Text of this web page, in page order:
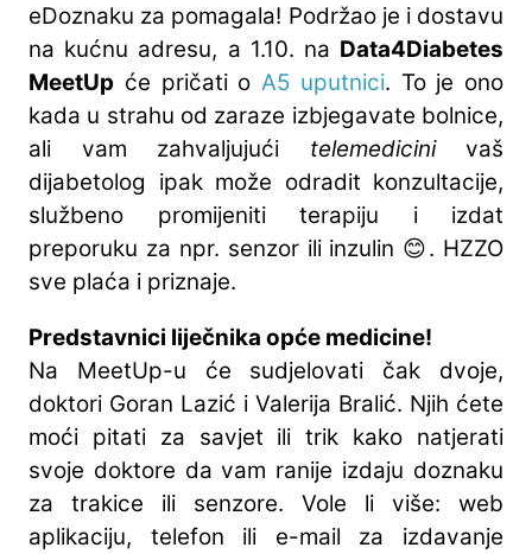
eDoznaku za pomagala! Podržao je i dostavu
na kućnu adresu, a 1.10. na Data4Diabetes
MeetUp će pričati o A5 uputnici. To je ono
kada u strahu od zaraze izbjegavate bolnice,
ali vam zahvaljujući telemedicinivaš
dijabetolog ipak može odradit konzultacije,
službeno promijeniti terapiju i izdat
preporuku za npr. senzor ili inzulin 😊. HZZO
sve plaća i priznaje.
Predstavnici liječnika opće medicine!
Na MeetUp-u će sudjelovati čak dvoje,
doktori Goran Lazić i Valerija Bralić. Njih ćete
moći pitati za savjet ili trik kako natjerati
svoje doktore da vam ranije izdaju doznaku
za trakice ili senzore. Vole li više: web
aplikaciju, telefon ili e-mail za izdavanje